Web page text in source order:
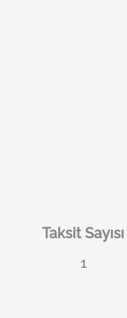
Taksit Sayısı
1